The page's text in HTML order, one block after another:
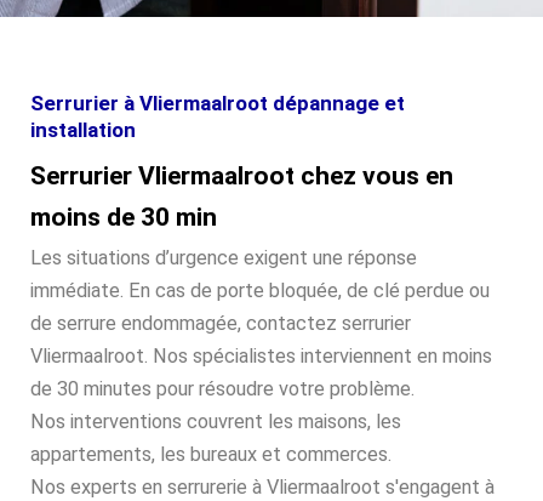
Serrurier à Vliermaalroot dépannage et
installation
Serrurier Vliermaalroot chez vous en
moins de 30 min
Les situations d’urgence exigent une réponse
immédiate. En cas de porte bloquée, de clé perdue ou
de serrure endommagée, contactez serrurier
Vliermaalroot. Nos spécialistes interviennent en moins
de 30 minutes pour résoudre votre problème.
Nos interventions couvrent les maisons, les
appartements, les bureaux et commerces.
Nos experts en serrurerie à Vliermaalroot s'engagent à